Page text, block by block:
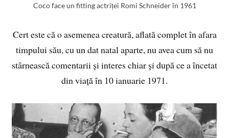
Coco face un fitting actriței Romi Schneider în 1961
Cert este că o asemenea creatură, aflată complet în afara
timpului său, cu un dat natal aparte, nu avea cum să nu
stârnească comentarii și interes chiar și după ce a încetat
din viață în 10 ianuarie 1971.